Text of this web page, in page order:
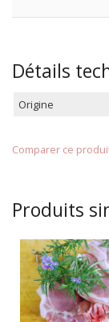
Détails
Origine
Comparer ce
Produits